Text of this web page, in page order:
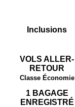
Inclusions
VOLS ALLER-
RETOUR
Classe Économie
1 BAGAGE
ENREGISTRÉ